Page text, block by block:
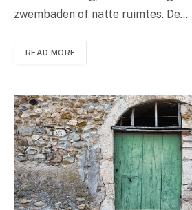
zwembaden of natte ruimtes. De…
READ MORE